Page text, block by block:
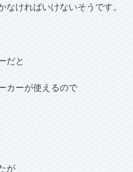
ければいけないそうです。
だと
カーが使えるので
が